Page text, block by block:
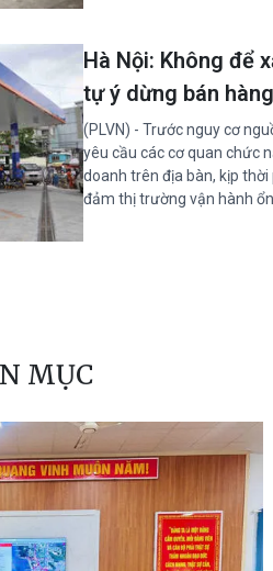
Hà Nội: Không để
tự ý dừng bán hàng
(PLVN) - Trước nguy cơ
yêu cầu các cơ quan chức
doanh trên địa bàn, kịp
đảm thị trường vận hành ổn
MỤC